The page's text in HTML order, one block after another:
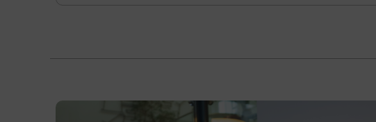
Inhalte
Berufsreifeprüfung. Der Unterricht ist auf
die Deutschmatura an der jeweiligen